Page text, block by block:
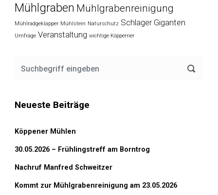
Mühlgraben Mühlgrabenreinigung
Mühlradgeklapper Mühlstein Naturschutz Schlager Giganten
Umfrage Veranstaltung wichtige Köpperner
Neueste Beiträge
Köppener Mühlen
30.05.2026 – Frühlingstreff am Borntrog
Nachruf Manfred Schweitzer
Kommt zur Mühlgrabenreinigung am 23.05.2026